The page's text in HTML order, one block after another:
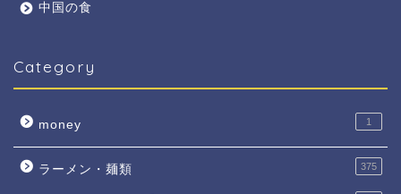
中国の食
Category
money 1
ラーメン・麺類 375